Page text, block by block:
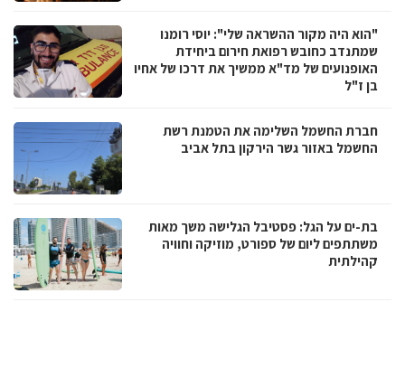
"הוא היה מקור ההשראה שלי": יוסי רומנו
שמתנדב כחובש רפואת חירום ביחידת
האופנועים של מד"א ממשיך את דרכו של אחיו
בן ז"ל
חברת החשמל השלימה את הטמנת רשת
החשמל באזור גשר הירקון בתל אביב
בת-ים על הגל: פסטיבל הגלישה משך מאות
משתתפים ליום של ספורט, מוזיקה וחוויה
קהילתית